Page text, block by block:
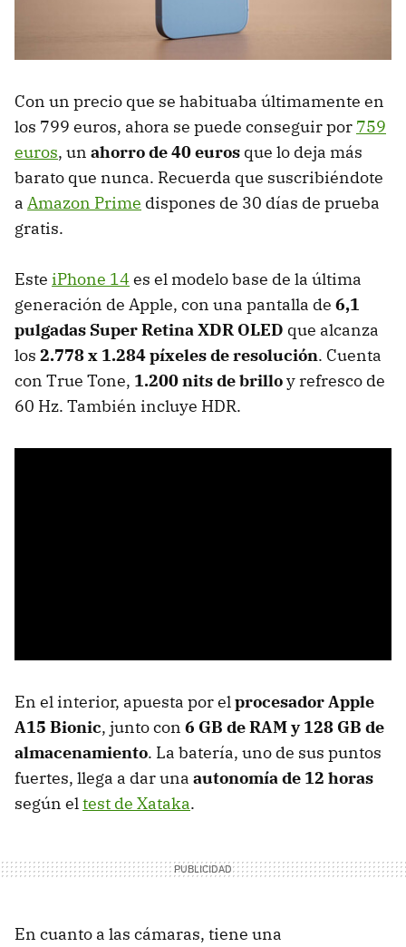
Con un precio que se habituaba últimamente en
los 799 euros, ahora se puede conseguir por 759
euros, un ahorro de 40 euros que lo deja más
barato que nunca. Recuerda que suscribiéndote
a Amazon Prime dispones de 30 días de prueba
gratis.
Este iPhone 14 es el modelo base de la última
generación de Apple, con una pantalla de 6,1
pulgadas Super Retina XDR OLED que alcanza
los 2.778 x 1.284 píxeles de resolución. Cuenta
con True Tone, 1.200 nits de brilloy refresco de
60 Hz. También incluye HDR.
En el interior, apuesta por elprocesador Apple
A15 Bionic, junto con 6 GB de RAM y 128 GB de
almacenamiento. La batería, uno de sus puntos
fuertes, llega a dar una autonomía de 12 horas
según eltest de Xataka.
En cuanto a las cámaras, tiene una